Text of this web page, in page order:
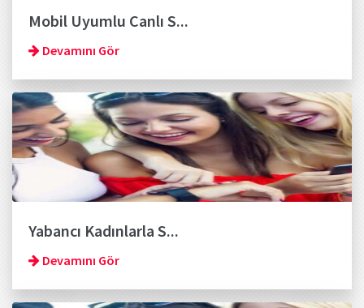
Mobil Uyumlu Canlı S...
Devamını Gör
Yabancı Kadınlarla S...
Devamını Gör